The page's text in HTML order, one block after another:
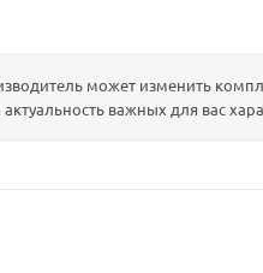
может изменить
важных для вас